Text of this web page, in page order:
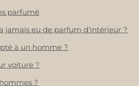
parfumé
jamais eu de parfum d'intérieur ?
à un homme ?
voiture ?
?